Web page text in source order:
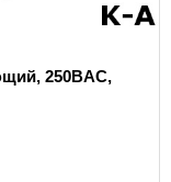
250ВAC,